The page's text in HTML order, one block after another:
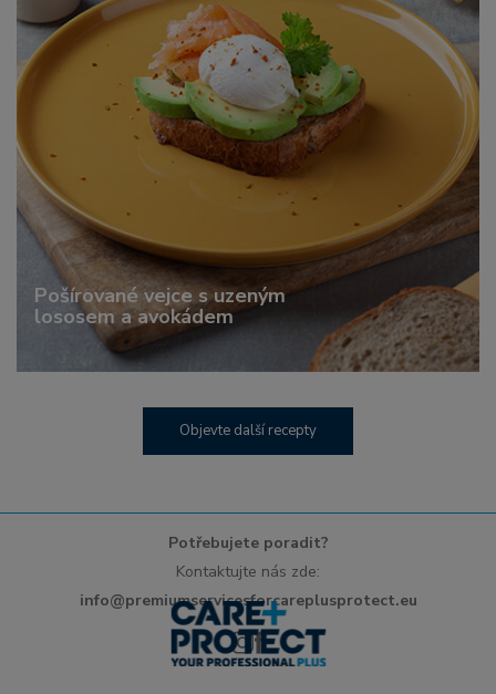
Pošírované vejce s uzeným
lososem a avokádem
Objevte další recepty
Potřebujete poradit?
Kontaktujte nás zde:
info@premiumservicesforcareplusprotect.eu